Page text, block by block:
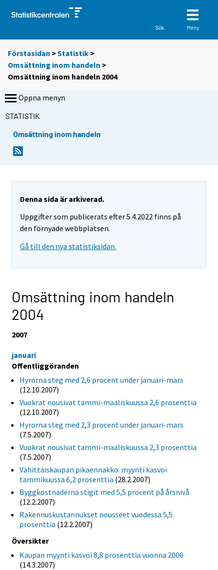
Sök Meny
Förstasidan >Statistik >
Omsättning inom handeln >
Omsättning inom handeln 2004
Öppna menyn
STATISTIK
Omsättning inom handeln
Denna sida är arkiverad.
Uppgifter som publicerats efter 5.4.2022 finns på
den förnyade webbplatsen.
Gå till den nya statistiksidan.
Omsättning inom handeln
2004
2007
januari
Offentliggöranden
Hyrorna steg med 2,6 procent under januari-mars
(12.10.2007)
Vuokrat nousivat tammi-maaliskuussa 2,6 prosenttia
(12.10.2007)
Hyrorna steg med 2,3 procent under januari-mars
(7.5.2007)
Vuokrat nousivat tammi-maaliskuussa 2,3 prosenttia
(7.5.2007)
Vähittäiskaupan pikaennakko: myynti kasvoi
tammikuussa 6,2 prosenttia (28.2.2007)
Byggkostnaderna stigit med 5,5 procent på årsnivå
(12.2.2007)
Rakennuskustannukset nousseet vuodessa 5,5
prosenttia (12.2.2007)
Översikter
Kaupan myynti kasvoi 8,8 prosenttia vuonna 2006
(14.3.2007)